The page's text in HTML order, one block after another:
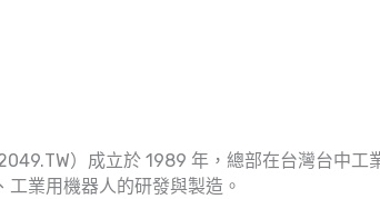
）成立於 1989 年，總部在台灣台中工
業用機器人的研發與製造。